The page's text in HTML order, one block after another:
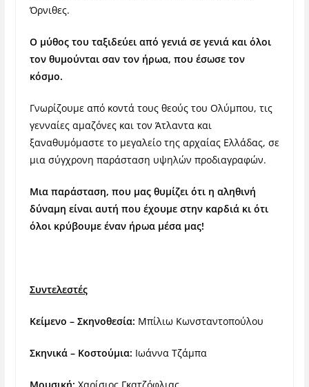
Όρνιθες.
Ο μύθος του ταξιδεύει από γενιά σε γενιά και όλοι
τον θυμούνται σαν τον ήρωα, που έσωσε τον
κόσμο.
Γνωρίζουμε από κοντά τους θεούς του Ολύμπου, τις
γενναίες αμαζόνες και τον Άτλαντα και
ξαναθυμόμαστε το μεγαλείο της αρχαίας Ελλάδας, σε
μια σύγχρονη παράσταση υψηλών προδιαγραφών.
Μια παράσταση, που μας θυμίζει ότι η αληθινή
δύναμη είναι αυτή που έχουμε στην καρδιά κι ότι
όλοι κρύβουμε έναν ήρωα μέσα μας!
Συντελεστές
Κείμενο – Σκηνοθεσία: Μπίλιω Κωνσταντοπούλου
Σκηνικά – Κοστούμια: Ιωάννα Τζάμπα